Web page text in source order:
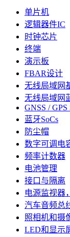
单片机
逻辑器件IC
时钟芯片
终端
演示板
FBAR设计
无线局域网
无线局域网
GNSS / GPS
蓝牙SoCs
防尘帽
数字可调电
频率计数器
电池管理
接口与隔离
电源监视器
汽车音频总
照相机和摄
LED和显示